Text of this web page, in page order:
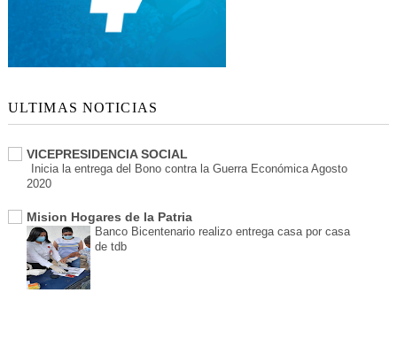
ULTIMAS NOTICIAS
VICEPRESIDENCIA SOCIAL
Inicia la entrega del Bono contra la Guerra Económica Agosto
2020
Mision Hogares de la Patria
Banco Bicentenario realizo entrega casa por casa
de tdb